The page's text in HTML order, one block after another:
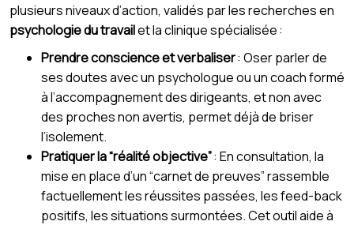
plusieurs niveaux d’action, validés par les recherches en
psychologie du travailet la clinique spécialisée :
Prendre conscience et verbaliser: Oser parler de
ses doutes avec un psychologue ou un coach formé
à l’accompagnement des dirigeants, et non avec
des proches non avertis, permet déjà de briser
l’isolement.
Pratiquer la “réalité objective”: En consultation, la
mise en place d’un “carnet de preuves” rassemble
factuellement les réussites passées, les feed-back
positifs, les situations surmontées. Cet outil aide à